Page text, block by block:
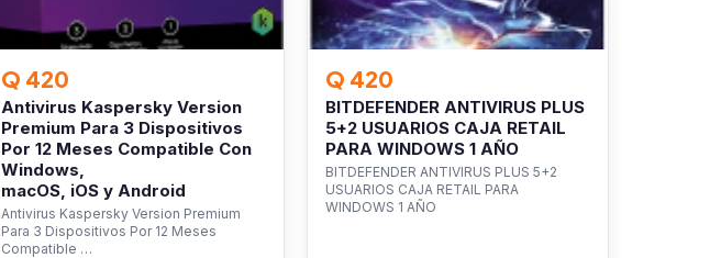
Q 420
Antivirus Kaspersky Version
Premium Para 3 Dispositivos
Por 12 Meses Compatible Con
Windows,
macOS, iOS y Android
Antivirus Kaspersky Version Premium
Para 3 Dispositivos Por 12 Meses
Compatible …
Q 420
BITDEFENDER ANTIVIRUS PLUS
5+2 USUARIOS CAJA RETAIL
PARA WINDOWS 1 AÑO
BITDEFENDER ANTIVIRUS PLUS 5+2
USUARIOS CAJA RETAIL PARA
WINDOWS 1 AÑO